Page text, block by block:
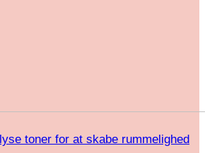
toner for at skabe rummelighed